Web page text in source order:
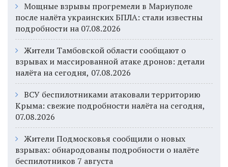
Мощные взрывы прогремели в Мариуполе
после налёта украинских БПЛА: стали известны
подробности на 07.08.2026
Жители Тамбовской области сообщают о
взрывах и массированной атаке дронов: детали
налёта на сегодня, 07.08.2026
ВСУ беспилотниками атаковали территорию
Крыма: свежие подробности налёта на сегодня,
07.08.2026
Жители Подмосковья сообщили о новых
взрывах: обнародованы подробности о налёте
беспилотников 7 августа